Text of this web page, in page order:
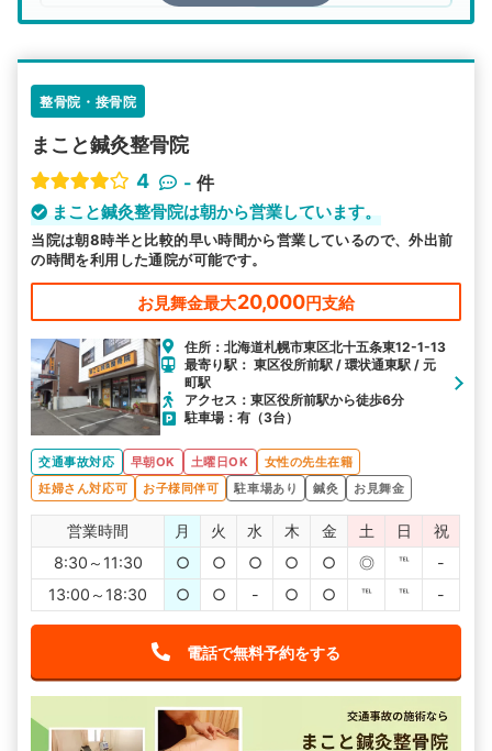
詳細条件で絞り込む
その他の検索方法
駅から探す 院名から探す
整骨院・接骨院
まこと鍼灸整骨院
4
- 件
まこと鍼灸整骨院は朝から営業しています。
当院は朝8時半と比較的早い時間から営業しているので、外出前
の時間を利用した通院が可能です。
お見舞金最大20,000円支給
住所：北海道札幌市東区北十五条東12-1-13
最寄り駅： 東区役所前駅 / 環状通東駅 / 元
町駅
アクセス：東区役所前駅から徒歩6分
駐車場：有（3台）
交通事故対応 早朝OK 土曜日OK
女性の先生在籍
妊婦さん対応可
お子様同伴可 駐車場あり 鍼灸 お見舞金
営業時間 月 火 水 木 金 土 日
祝
8:30～11:30
○ ○ ○ ○ ○ ◎ ℡
-
13:00～18:30
○ ○ - ○ ○ ℡ ℡ -
電話で無料予約をする